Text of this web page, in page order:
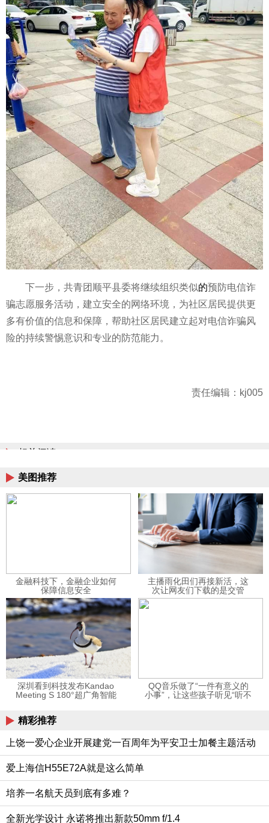
下一步，共青团顺平县委将继续组织类似的预防电信诈
骗志愿服务活动，建立安全的网络环境，为社区居民提供更
多有价值的信息和保障，帮助社区居民建立起对电信诈骗风
险的持续警惕意识和专业的防范能力。
责任编辑：kj005
相关阅读
美图推荐
金融科技下，金融企业如何
保障信息安全
主播雨化田们再接新活，这
次让网友们下载的是交管
12123APP
深圳看到科技发布Kandao
Meeting S 180°超广角智能
QQ音乐做了“一件有意义的
小事”，让这些孩子听见“听不
精彩推荐
上饶一爱心企业开展建党一百周年为平安卫士加餐主题活动
爱上海信H55E72A就是这么简单
培养一名航天员到底有多难？
全新光学设计 永诺将推出新款50mm f/1.4